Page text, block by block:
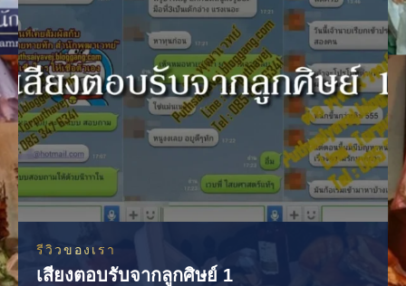
รีวิวของเรา
เสียงตอบรับจากลูกศิษย์ 1